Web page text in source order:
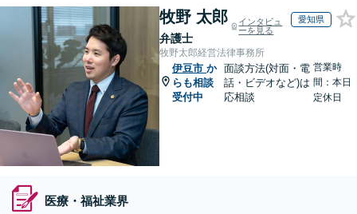
牧野 太郎
弁護士
インタビュ
ーを見る
愛知県
牧野太郎経営法律事務所
伊豆市 か
らも相談
受付中
面談方法(対面・電
話・ビデオなど)は
応相談
営業時
間：本日
定休日
医療・福祉業界